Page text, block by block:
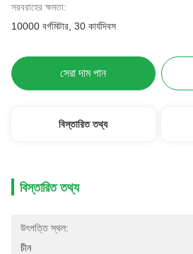
সরবরাহের ক্ষমতা:
10000 বর্গমিটার, 30 কার্যদিবস
সেরা দাম পান
বিস্তারিত তথ্য
বিস্তারিত তথ্য
উৎপত্তি স্থল:
চীন